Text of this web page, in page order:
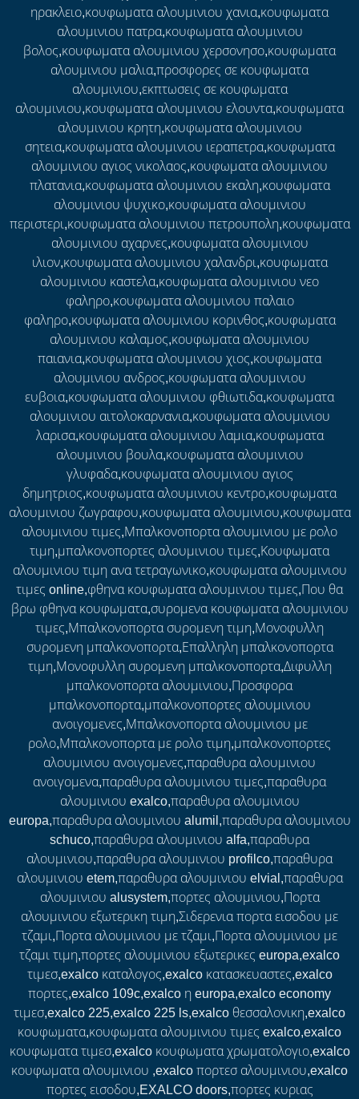
ηρακλειο,κουφωματα αλουμινιου χανια,κουφωματα
αλουμινιου πατρα,κουφωματα αλουμινιου
βολος,κουφωματα αλουμινιου χερσονησο,κουφωματα
αλουμινιου μαλια,προσφορες σε κουφωματα
αλουμινιου,εκπτωσεις σε κουφωματα
αλουμινιου,κουφωματα αλουμινιου ελουντα,κουφωματα
αλουμινιου κρητη,κουφωματα αλουμινιου
σητεια,κουφωματα αλουμινιου ιεραπετρα,κουφωματα
αλουμινιου αγιος νικολαος,κουφωματα αλουμινιου
πλατανια,κουφωματα αλουμινιου εκαλη,κουφωματα
αλουμινιου ψυχικο,κουφωματα αλουμινιου
περιστερι,κουφωματα αλουμινιου πετρουπολη,κουφωματα
αλουμινιου αχαρνες,κουφωματα αλουμινιου
ιλιον,κουφωματα αλουμινιου χαλανδρι,κουφωματα
αλουμινιου καστελα,κουφωματα αλουμινιου νεο
φαληρο,κουφωματα αλουμινιου παλαιο
φαληρο,κουφωματα αλουμινιου κορινθος,κουφωματα
αλουμινιου καλαμος,κουφωματα αλουμινιου
παιανια,κουφωματα αλουμινιου χιος,κουφωματα
αλουμινιου ανδρος,κουφωματα αλουμινιου
ευβοια,κουφωματα αλουμινιου φθιωτιδα,κουφωματα
αλουμινιου αιτολοκαρνανια,κουφωματα αλουμινιου
λαρισα,κουφωματα αλουμινιου λαμια,κουφωματα
αλουμινιου βουλα,κουφωματα αλουμινιου
γλυφαδα,κουφωματα αλουμινιου αγιος
δημητριος,κουφωματα αλουμινιου κεντρο,κουφωματα
αλουμινιου ζωγραφου,κουφωματα αλουμινιου,κουφωματα
αλουμινιου τιμες,Μπαλκονοπορτα αλουμινιου με ρολο
τιμη,μπαλκονοπορτες αλουμινιου τιμες,Κουφωματα
αλουμινιου τιμη ανα τετραγωνικο,κουφωματα αλουμινιου
τιμες online,φθηνα κουφωματα αλουμινιου τιμες,Που θα
βρω φθηνα κουφωματα,συρομενα κουφωματα αλουμινιου
τιμες,Μπαλκονοπορτα συρομενη τιμη,Μονοφυλλη
συρομενη μπαλκονοπορτα,Επαλληλη μπαλκονοπορτα
τιμη,Μονοφυλλη συρομενη μπαλκονοπορτα,Διφυλλη
μπαλκονοπορτα αλουμινιου,Προσφορα
μπαλκονοπορτα,μπαλκονοπορτες αλουμινιου
ανοιγομενες,Μπαλκονοπορτα αλουμινιου με
ρολο,Μπαλκονοπορτα με ρολο τιμη,μπαλκονοπορτες
αλουμινιου ανοιγομενες,παραθυρα αλουμινιου
ανοιγομενα,παραθυρα αλουμινιου τιμες,παραθυρα
αλουμινιου exalco,παραθυρα αλουμινιου
europa,παραθυρα αλουμινιου alumil,παραθυρα αλουμινιου
schuco,παραθυρα αλουμινιου alfa,παραθυρα
αλουμινιου,παραθυρα αλουμινιου profilco,παραθυρα
αλουμινιου etem,παραθυρα αλουμινιου elvial,παραθυρα
αλουμινιου alusystem,πορτες αλουμινιου,Πορτα
αλουμινιου εξωτερικη τιμη,Σιδερενια πορτα εισοδου με
τζαμι,Πορτα αλουμινιου με τζαμι,Πορτα αλουμινιου με
τζαμι τιμη,πορτες αλουμινιου εξωτερικες europa,exalco
τιμεσ,exalco καταλογος,exalco κατασκευαστες,exalco
πορτες,exalco 109c,exalco η europa,exalco economy
τιμεσ,exalco 225,exalco 225 ls,exalco θεσσαλονικη,exalco
κουφωματα,κουφωματα αλουμινιου τιμες exalco,exalco
κουφωματα τιμεσ,exalco κουφωματα χρωματολογιο,exalco
κουφωματα αλουμινιου ,exalco πορτεσ αλουμινιου,exalco
πορτες εισοδου,EXALCO doors,πορτες κυριας